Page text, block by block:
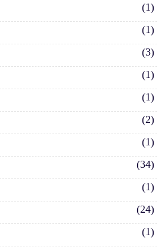
(1)
(1)
(3)
(1)
(1)
(2)
(1)
(34)
(1)
(24)
(1)